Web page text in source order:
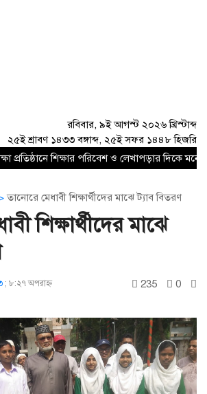
রবিবার, ৯ই আগস্ট ২০২৬ খ্রিস্টাব্দ
২৫ই শ্রাবণ ১৪৩৩ বঙ্গাব্দ, ২৫ই সফর ১৪৪৮ হিজরি
প্রতিষ্ঠানে শিক্ষার পরিবেশ ও লেখাপড়ার দিকে
তানোরে মেধাবী শিক্ষার্থীদের মাঝে ট্যাব বিতরণ
শিক্ষার্থীদের মাঝে
; ৮:২৭ অপরাহ্ণ 235 0